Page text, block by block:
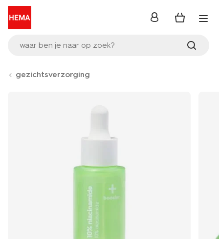
waar ben je naar op zoek?
inloggen
gezichtsverzorging